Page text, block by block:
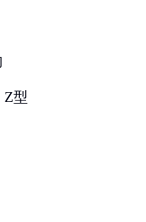
Z型